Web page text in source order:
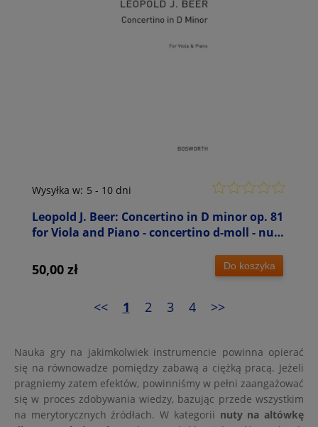
Leopold J. Beer: Concertino in D minor op. 81
for Viola and Piano - concertino d-moll - nuty
Wysyłka w: 5 - 10 dni
50,00 zł Do koszyka
<< 1 2 3 4 >>
Nauka gry na jakimkolwiek instrumencie powinna opierać
się na równowadze pomiędzy zabawą a ciężką pracą. Jeżeli
pragniemy zatem efektów, powinniśmy w pełni zaangażować
się w proces zdobywania wiedzy, bazując przede wszystkim
na merytorycznych źródłach. W kategorii nuty na altówkę